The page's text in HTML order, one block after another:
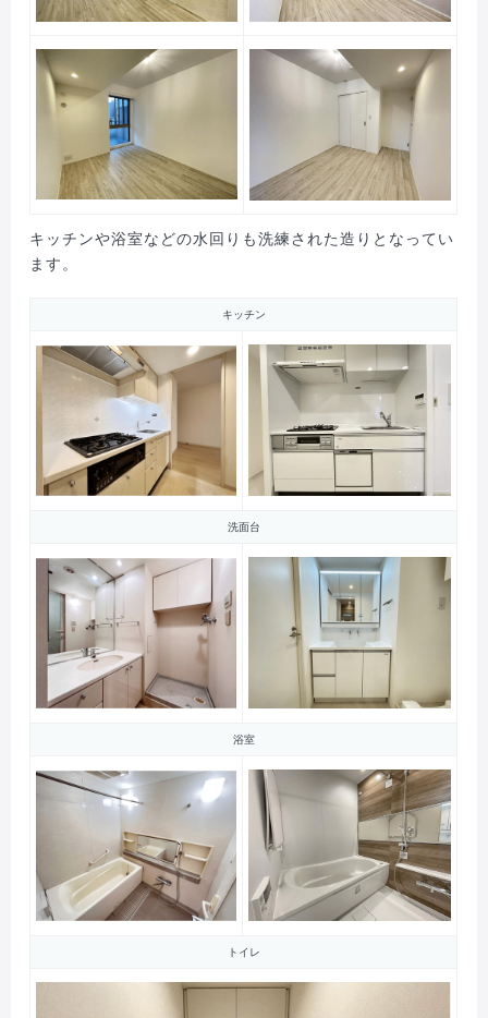
キッチンや浴室などの水回りも洗練された造りとなってい
ます。
キッチン
洗面台
浴室
トイレ